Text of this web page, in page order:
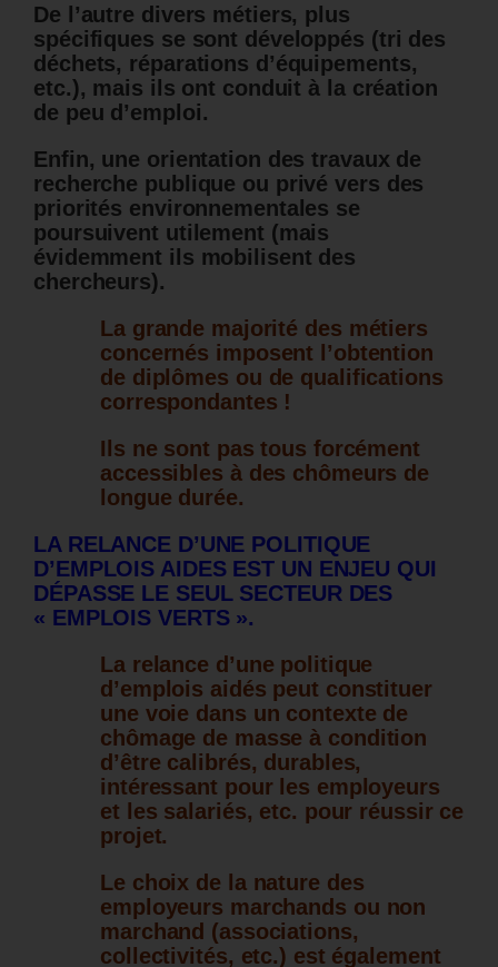
De l’autre divers métiers, plus
spécifiques se sont développés (tri des
déchets, réparations d’équipements,
etc.), mais ils ont conduit à la création
de peu d’emploi.
Enfin, une orientation des travaux de
recherche publique ou privé vers des
priorités environnementales se
poursuivent utilement (mais
évidemment ils mobilisent des
chercheurs).
La grande majorité des métiers
concernés imposent l’obtention
de diplômes ou de qualifications
correspondantes !
Ils ne sont pas tous forcément
accessibles à des chômeurs de
longue durée.
LA RELANCE D’UNE POLITIQUE
D’EMPLOIS AIDES EST UN ENJEU QUI
DÉPASSE LE SEUL SECTEUR DES
« EMPLOIS VERTS ».
La relance d’une politique
d’emplois aidés peut constituer
une voie dans un contexte de
chômage de masse à condition
d’être calibrés, durables,
intéressant pour les employeurs
et les salariés, etc. pour réussir ce
projet.
Le choix de la nature des
employeurs marchands ou non
marchand (associations,
collectivités, etc.) est également